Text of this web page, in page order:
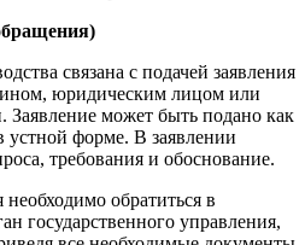
связана с подачей заявления
юридическим лицом или
Заявление может быть подано как
устной форме. В заявлении
требования и обоснование.
необходимо обратиться в
государственного управления,